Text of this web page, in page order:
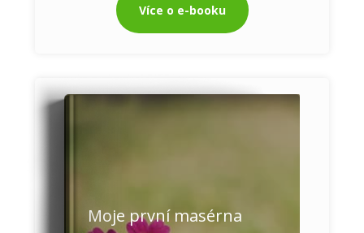
Více o e-booku
Moje první masérna